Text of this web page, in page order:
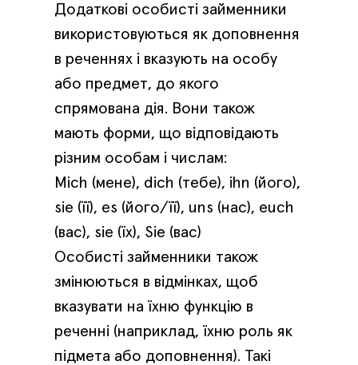
Додаткові особисті займенники
використовуються як доповнення
в реченнях і вказують на особу
або предмет, до якого
спрямована дія. Вони також
мають форми, що відповідають
різним особам і числам:
Mich (мене), dich (тебе), ihn (його),
sie (її), es (його/її), uns (нас), euch
(вас), sie (їх), Sie (вас)
Особисті займенники також
змінюються в відмінках, щоб
вказувати на їхню функцію в
реченні (наприклад, їхню роль як
підмета або доповнення). Такі